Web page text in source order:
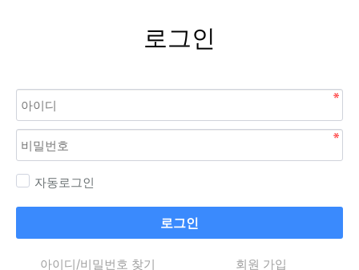
로그인
자동로그인
로그인
아이디/비밀번호 찾기 회원 가입